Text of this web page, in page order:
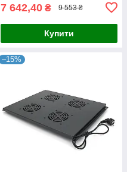
7 642,40 ₴ 9 553 ₴
Купити
–15%